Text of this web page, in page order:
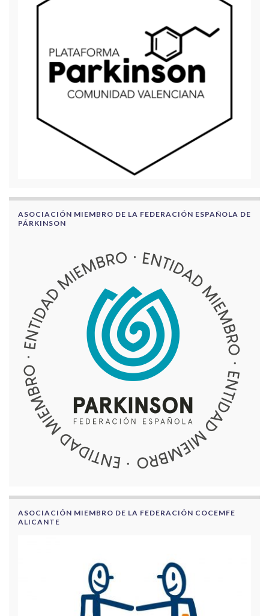
ASOCIACIÓN MIEMBRO DE LA FEDERACIÓN ESPAÑOLA DE
PÁRKINSON
ASOCIACIÓN MIEMBRO DE LA FEDERACIÓN COCEMFE
ALICANTE